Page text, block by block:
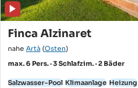
Finca Alzinaret
nahe Artà (Osten)
max. 6 Pers. · 3 Schlafzim. · 2 Bäder
Salzwasser-Pool Klimaanlage Heizung